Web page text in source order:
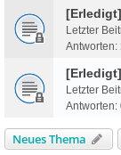
Letzter
Antworten:
Letzter
Antworten:
Neues Thema